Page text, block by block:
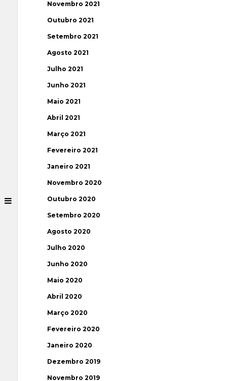
Novembro 2021
Outubro 2021
Setembro 2021
Agosto 2021
Julho 2021
Junho 2021
Maio 2021
Abril 2021
Março 2021
Fevereiro 2021
Janeiro 2021
Novembro 2020
Outubro 2020
Setembro 2020
Agosto 2020
Julho 2020
Junho 2020
Maio 2020
Abril 2020
Março 2020
Fevereiro 2020
Janeiro 2020
Dezembro 2019
Novembro 2019